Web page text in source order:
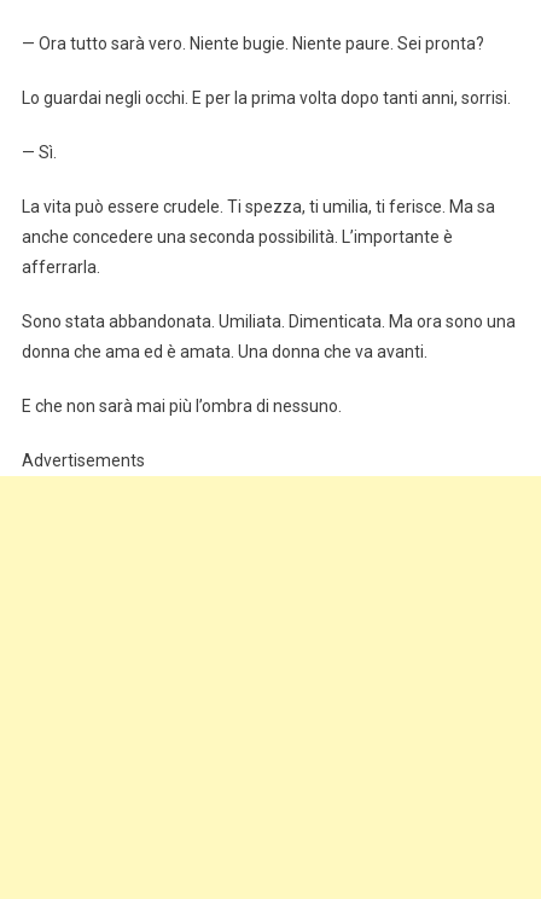
— Ora tutto sarà vero. Niente bugie. Niente paure. Sei pronta?
Lo guardai negli occhi. E per la prima volta dopo tanti anni, sorrisi.
— Sì.
La vita può essere crudele. Ti spezza, ti umilia, ti ferisce. Ma sa
anche concedere una seconda possibilità. L’importante è
afferrarla.
Sono stata abbandonata. Umiliata. Dimenticata. Ma ora sono una
donna che ama ed è amata. Una donna che va avanti.
E che non sarà mai più l’ombra di nessuno.
Advertisements